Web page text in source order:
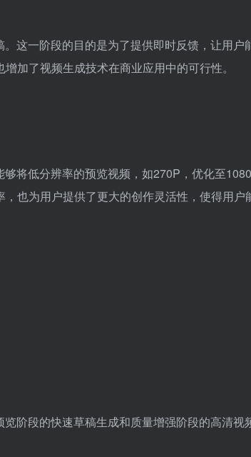
这一阶段的目的是为了提供即时反馈，让用户
加了视频生成技术在商业应用中的可行性。
将低分辨率的预览视频，如270P，优化至
也为用户提供了更大的创作灵活性，使得用户
阶段的快速草稿生成和质量增强阶段的高清视